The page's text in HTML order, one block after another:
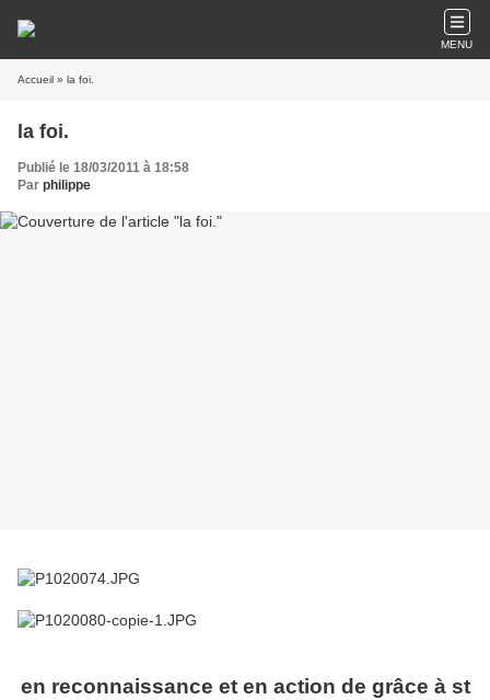
MENU
Accueil » la foi.
la foi.
Publié le 18/03/2011 à 18:58
Par philippe
en reconnaissance et en action de grâce à st